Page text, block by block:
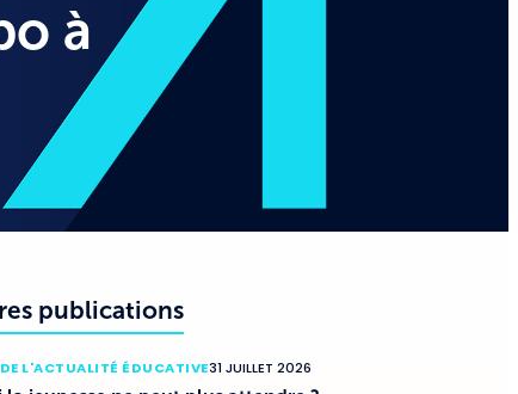
à
publications
L'ACTUALITÉ ÉDUCATIVE31 JUILLET 2026